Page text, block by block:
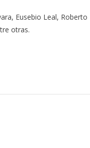
Eusebio Leal, Roberto
otras.